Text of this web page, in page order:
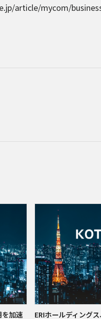
article/mycom/
を加速
ERIホールディング